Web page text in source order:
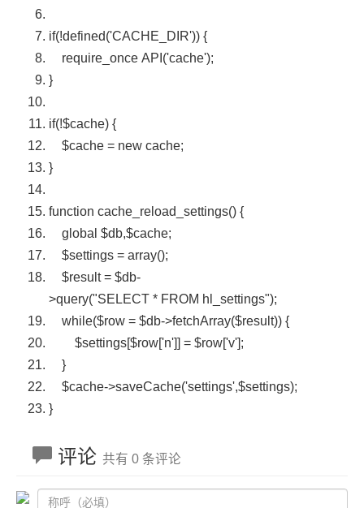
if(!defined('CACHE_DIR')) {
require_once API('cache');
}
if(!$cache) {
$cache = new cache;
}
function cache_reload_settings() {
global $db,$cache;
$settings = array();
$result= $db-
>query("SELECT * FROM hl_settings");
while($row = $db->fetchArray($result)) {
$settings[$row['n']] = $row['v'];
}
$cache->saveCache('settings',$settings);
}
评论 共有 0 条评论